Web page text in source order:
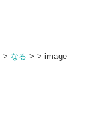
> なる > > image